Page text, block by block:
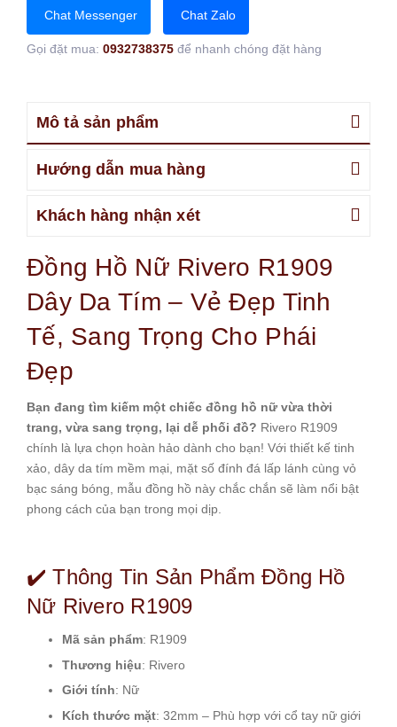
Chat Messenger Chat Zalo
Gọi đặt mua: 0932738375 để nhanh chóng đặt hàng
Mô tả sản phẩm
Hướng dẫn mua hàng
Khách hàng nhận xét
Đồng Hồ Nữ Rivero R1909
Dây Da Tím – Vẻ Đẹp Tinh
Tế, Sang Trọng Cho Phái
Đẹp
Bạn đang tìm kiếm một chiếc đồng hồ nữ vừa thời
trang, vừa sang trọng, lại dễ phối đồ? Rivero R1909
chính là lựa chọn hoàn hảo dành cho bạn! Với thiết kế tinh
xảo, dây da tím mềm mại, mặt số đính đá lấp lánh cùng vỏ
bạc sáng bóng, mẫu đồng hồ này chắc chắn sẽ làm nổi bật
phong cách của bạn trong mọi dịp.
✔️ Thông Tin Sản Phẩm Đồng Hồ
Nữ Rivero R1909
Mã sản phẩm: R1909
Thương hiệu: Rivero
Giới tính: Nữ
Kích thước mặt: 32mm – Phù hợp với cổ tay nữ giới